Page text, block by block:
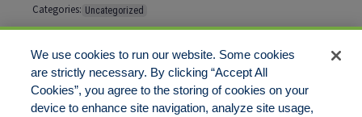
Categories: Uncategorized
Tags:
Comments are closed
We use cookies to run our website. Some cookies
are strictly necessary. By clicking “Accept All
Cookies”, you agree to the storing of cookies on your
device to enhance site navigation, analyze site usage,